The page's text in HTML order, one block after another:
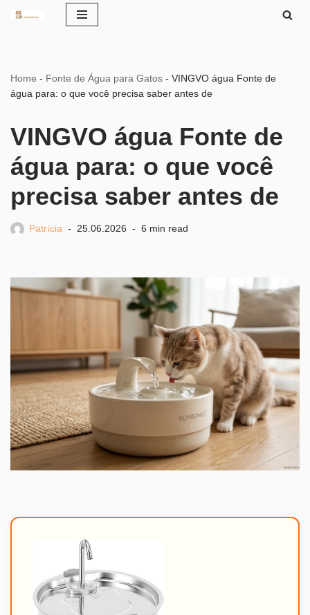
Home - Fonte de Água para Gatos - VINGVO água Fonte de
água para: o que você precisa saber antes de
VINGVO água Fonte de
água para: o que você
precisa saber antes de
Patrícia 25.06.2026 6 min read